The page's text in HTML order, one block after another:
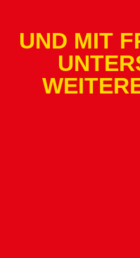
UND MIT